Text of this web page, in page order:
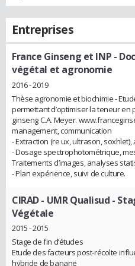
Entreprises
France Ginseng et INP -
végétal et agronomie
2016 - 2019
Thèse agronomie et biochimie -
permettant d’optimiser la teneur
ginseng C.A. Meyer.
management, communication
- Extraction (re ux, ultrason, soxhlet),
- Dosage spectrophotométrique,
Traitements d’images, analyses
- Plan expérience, suivi de culture.
CIRAD - UMR Qualisud -
Végétale
2015 - 2015
Stage de fin d’études
Etude des facteurs post-récolte
hybride de banane